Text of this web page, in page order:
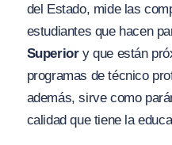
del Estado, mide las
estudiantes que hacen
Superiory que están
programas de técnico
además, sirve como
calidad que tiene la